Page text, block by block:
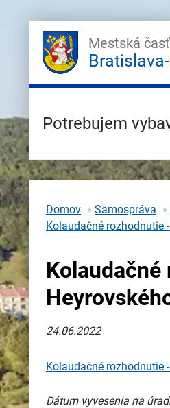
Mestská časť
Potrebujem
Domov Samospráva
Kolaudačné rozhodnutie
24.06.2022
Kolaudačné rozhodnutie
Dátum vyvesenia na